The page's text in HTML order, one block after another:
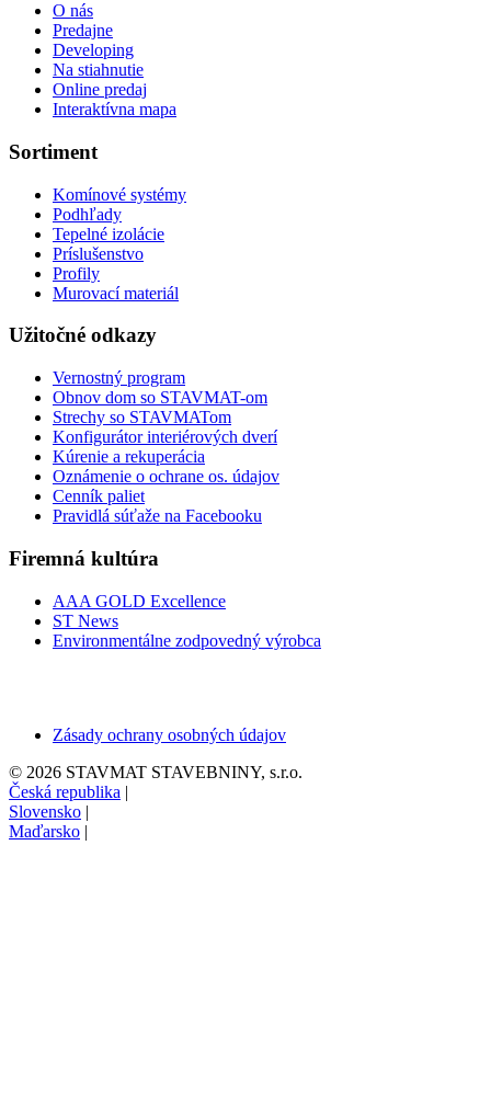
O nás
Predajne
Developing
Na stiahnutie
Online predaj
Interaktívna mapa
Sortiment
Komínové systémy
Podhľady
Tepelné izolácie
Príslušenstvo
Profily
Murovací materiál
Užitočné odkazy
Vernostný program
Obnov dom so STAVMAT-om
Strechy so STAVMATom
Konfigurátor interiérových dverí
Kúrenie a rekuperácia
Oznámenie o ochrane os. údajov
Cenník paliet
Pravidlá súťaže na Facebooku
Firemná kultúra
AAA GOLD Excellence
ST News
Environmentálne zodpovedný výrobca
Zásady ochrany osobných údajov
© 2026 STAVMAT STAVEBNINY, s.r.o.
Česká republika |
Slovensko |
Maďarsko |